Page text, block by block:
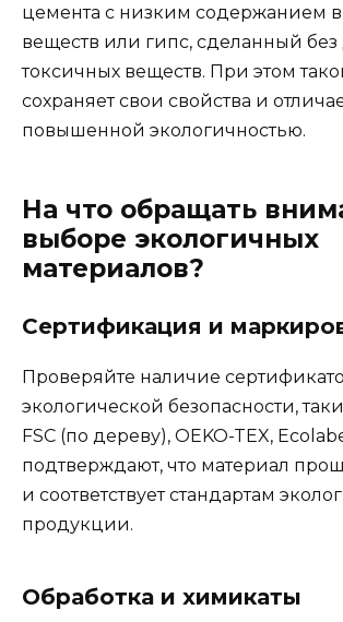
цемента с низким содержанием
веществ или гипс, сделанный
токсичных веществ. При этом
сохраняет свои свойства и
повышенной экологичностью.
На что обращать
выборе экологичных
материалов?
Сертификация и
Проверяйте наличие
экологической безопасности,
FSC (по дереву), OEKO-TEX,
подтверждают, что материал
и соответствует стандартам
продукции.
Обработка и химикаты